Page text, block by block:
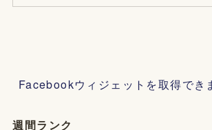
Facebookウィジェットを取得でき
週間ランク